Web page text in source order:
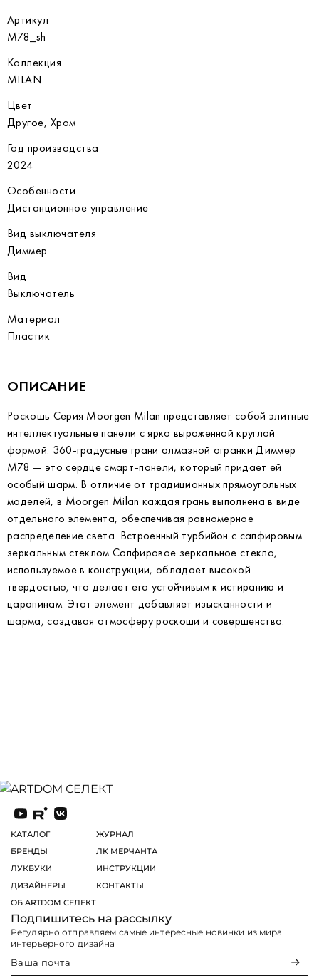
Артикул
M78_sh
Коллекция
MILAN
Цвет
Другое, Хром
Год производства
2024
Особенности
Дистанционное управление
Вид выключателя
Диммер
Вид
Выключатель
Материал
Пластик
ОПИСАНИЕ
Роскошь Серия Moorgen Milan представляет собой элитные
интеллектуальные панели с ярко выраженной круглой
формой. 360-градусные грани алмазной огранки Диммер
M78 — это сердце смарт-панели, который придает ей
особый шарм. В отличие от традиционных прямоугольных
моделей, в Moorgen Milan каждая грань выполнена в виде
отдельного элемента, обеспечивая равномерное
распределение света. Встроенный турбийон с сапфировым
зеркальным стеклом Сапфировое зеркальное стекло,
используемое в конструкции, обладает высокой
твердостью, что делает его устойчивым к истиранию и
царапинам. Этот элемент добавляет изысканности и
шарма, создавая атмосферу роскоши и совершенства.
КАТАЛОГ
БРЕНДЫ
ЛУКБУКИ
ДИЗАЙНЕРЫ
ОБ ARTDOM СЕЛЕКТ
ЖУРНАЛ
ЛК МЕРЧАНТА
ИНСТРУКЦИИ
КОНТАКТЫ
Подпишитесь на рассылку
Регулярно отправляем самые интересные новинки из мира
интерьерного дизайна